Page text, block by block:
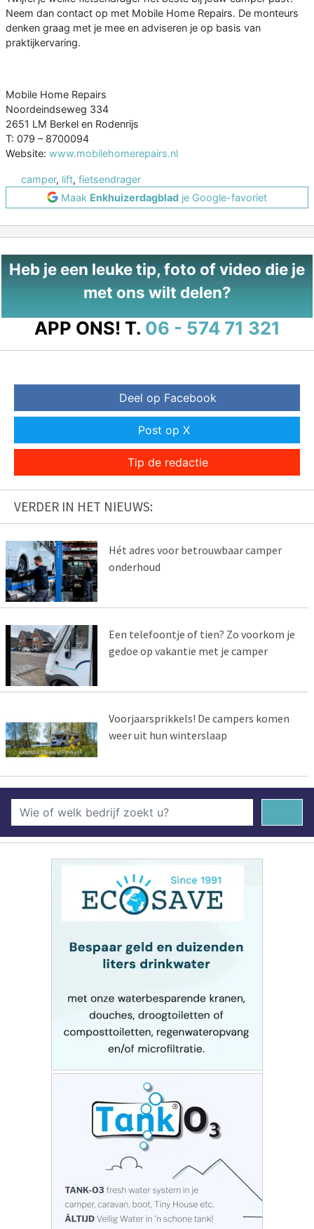
Neem dan contact op met Mobile Home Repairs. De monteurs
denken graag met je mee en adviseren je op basis van
praktijkervaring.
Mobile Home Repairs
Noordeindseweg 334
2651 LM Berkel en Rodenrijs
T: 079 – 8700094
Website: www.mobilehomerepairs.nl
camper, lift, fietsendrager
Maak Enkhuizerdagblad je Google-favoriet
Heb je een leuke tip, foto of video die je
met ons wilt delen?
APP ONS! T. 06 - 574 71 321
Deel op Facebook
Post op X
Tip de redactie
VERDER IN HET NIEUWS:
Hét adres voor betrouwbaar camper
onderhoud
Een telefoontje of tien? Zo voorkom je
gedoe op vakantie met je camper
Voorjaarsprikkels! De campers komen
weer uit hun winterslaap